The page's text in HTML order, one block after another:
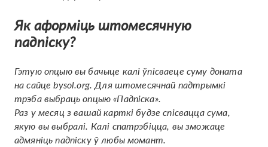
Як аформіць штомесячную
падпіску?
Гэтую опцыю вы бачыце калі ўпісваеце суму доната
на сайце bysol.org. Для штомесячнай падтрымкі
трэба выбраць опцыю «Падпіска».
Раз у месяц з вашай карткі будзе спісвацца сума,
якую вы выбралі. Калі спатрэбіцца, вы зможаце
адмяніць падпіску ў любы момант.